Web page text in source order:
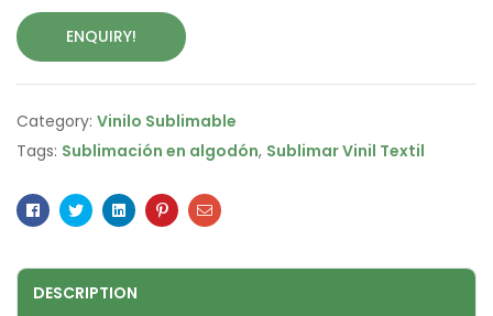
ENQUIRY!
Category: Vinilo Sublimable
Tags: Sublimación en algodón, Sublimar Vinil Textil
Facebook
TwitterLinkedinPinterestEmail
DESCRIPTION